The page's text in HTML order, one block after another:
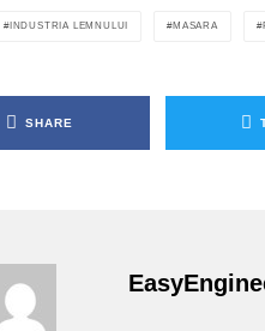
INDUSTRIA LEMNULUI MASARA
SHARE